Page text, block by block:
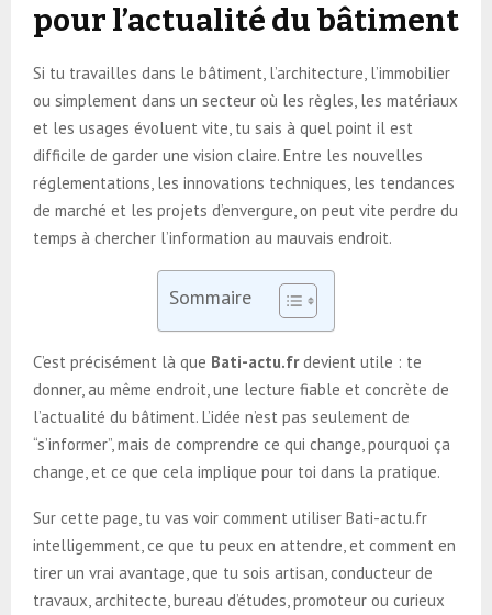
pour l’actualité du bâtiment
Si tu travailles dans le bâtiment, l’architecture, l’immobilier
ou simplement dans un secteur où les règles, les matériaux
et les usages évoluent vite, tu sais à quel point il est
difficile de garder une vision claire. Entre les nouvelles
réglementations, les innovations techniques, les tendances
de marché et les projets d’envergure, on peut vite perdre du
temps à chercher l’information au mauvais endroit.
Sommaire
C’est précisément là que Bati-actu.frdevient utile : te
donner, au même endroit, une lecture fiable et concrète de
l’actualité du bâtiment. L’idée n’est pas seulement de
“s’informer”, mais de comprendre ce qui change, pourquoi ça
change, et ce que cela implique pour toi dans la pratique.
Sur cette page, tu vas voir comment utiliser Bati-actu.fr
intelligemment, ce que tu peux en attendre, et comment en
tirer un vrai avantage, que tu sois artisan, conducteur de
travaux, architecte, bureau d’études, promoteur ou curieux